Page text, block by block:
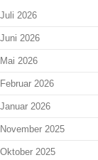
Juli 2026
Juni 2026
Mai 2026
Februar 2026
Januar 2026
November 2025
Oktober 2025